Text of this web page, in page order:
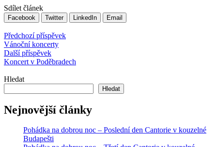
Sdílet článek
Facebook Twitter LinkedIn Email
příspěvků
Předchozí příspěvek
Vánoční koncerty
Další příspěvek
Koncert v Poděbradech
Hledat
Hledat
Nejnovější články
Pohádka na dobrou noc – Poslední den Cantorie v kouzelné
Budapešti